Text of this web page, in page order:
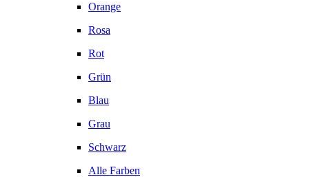
Orange
Rosa
Rot
Grün
Blau
Grau
Schwarz
Alle Farben